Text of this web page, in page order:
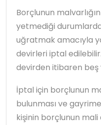
Borçlunun
yetmediği
uğratmak amacıyla
devirleri iptal edilebilir.
devirden itibaren beş
İptal için borçlunun
bulunması ve
kişinin borçlunun mali